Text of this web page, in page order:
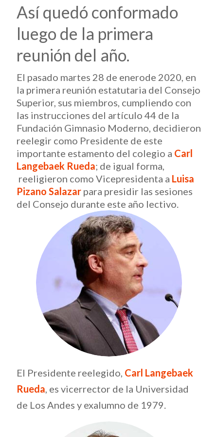
Así quedó conformado
luego de la primera
reunión del año.
El pasado martes 28 de enerode 2020, en
la primera reunión estatutaria del Consejo
Superior, sus miembros, cumpliendo con
las instrucciones del artículo 44 de la
Fundación Gimnasio Moderno, decidieron
reelegir como Presidente de este
importante estamento del colegio a Carl
Langebaek Rueda; de igual forma,
reeligieron como Vicepresidenta a Luisa
Pizano Salazar para presidir las sesiones
del Consejo durante este año lectivo.
El Presidente reelegido, Carl Langebaek
Rueda, es vicerrector de la Universidad
de Los Andes y exalumno de 1979.